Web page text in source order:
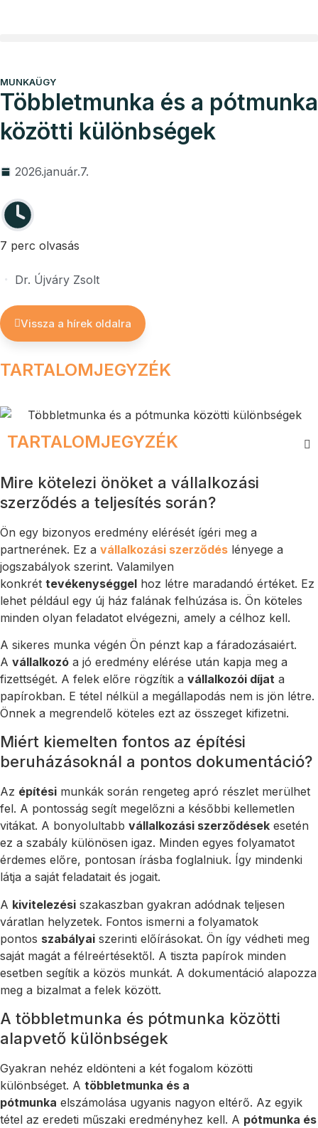
MUNKAÜGY
Többletmunka és a pótmunka
közötti különbségek
2026.január.7.
7 perc olvasás
Dr. Újváry Zsolt
Vissza a hírek oldalra
TARTALOMJEGYZÉK
TARTALOMJEGYZÉK
Mire kötelezi önöket a vállalkozási
szerződés a teljesítés során?
Ön egy bizonyos eredmény elérését ígéri meg a
partnerének. Ez a vállalkozási szerződés lényege a
jogszabályok szerint. Valamilyen
konkrét tevékenységgel hoz létre maradandó értéket. Ez
lehet például egy új ház falának felhúzása is. Ön köteles
minden olyan feladatot elvégezni, amely a célhoz kell.
A sikeres munka végén Ön pénzt kap a fáradozásaiért.
A vállalkozó a jó eredmény elérése után kapja meg a
fizettségét. A felek előre rögzítik a vállalkozói díjat a
papírokban. E tétel nélkül a megállapodás nem is jön létre.
Önnek a megrendelő köteles ezt az összeget kifizetni.
Miért kiemelten fontos az építési
beruházásoknál a pontos dokumentáció?
Az építési munkák során rengeteg apró részlet merülhet
fel. A pontosság segít megelőzni a későbbi kellemetlen
vitákat. A bonyolultabb vállalkozási szerződések esetén
ez a szabály különösen igaz. Minden egyes folyamatot
érdemes előre, pontosan írásba foglalniuk. Így mindenki
látja a saját feladatait és jogait.
A kivitelezési szakaszban gyakran adódnak teljesen
váratlan helyzetek. Fontos ismerni a folyamatok
pontos szabályai szerinti előírásokat. Ön így védheti meg
saját magát a félreértésektől. A tiszta papírok minden
esetben segítik a közös munkát. A dokumentáció alapozza
meg a bizalmat a felek között.
A többletmunka és pótmunka közötti
alapvető különbségek
Gyakran nehéz eldönteni a két fogalom közötti
különbséget. A többletmunka és a
pótmunka elszámolása ugyanis nagyon eltérő. Az egyik
tétel az eredeti műszaki eredményhez kell. A pótmunka és